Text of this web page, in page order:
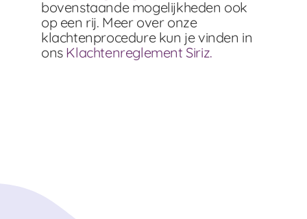
bovenstaande mogelijkheden ook
op een rij. Meer over onze
klachtenprocedure kun je vinden in
ons Klachtenreglement Siriz.